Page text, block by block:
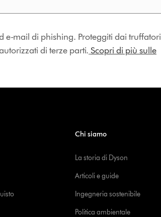
e-mail di phishing. Proteggiti dai truffatori
di terze parti. Scopri di più sulle
Chi siamo
La storia di Dyson
Articoli e guide
Ingegneria sostenibile
Politica ambientale